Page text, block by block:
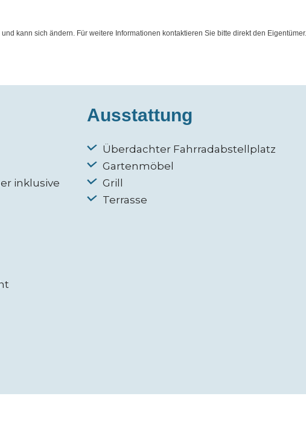
kann sich ändern. Für weitere Informationen kontaktieren Sie bitte direkt den Eigentümer.
inklusive
Ausstattung
Überdachter Fahrradabstellplatz
Gartenmöbel
Grill
Terrasse